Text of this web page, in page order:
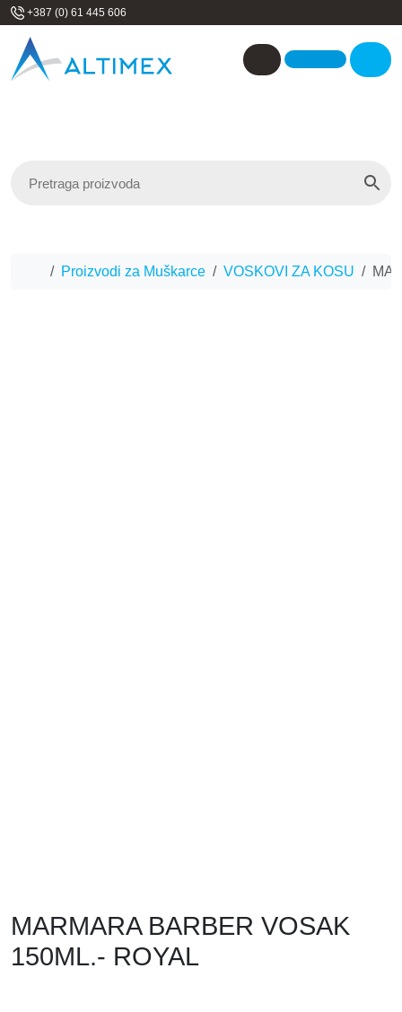
Skip to content
+387 (0) 61 445 606
Account
Home
Proizvodi za Muškarce VOSKOVI ZA KOSU
MARMARA BARBER VOSAK
150ML.- ROYAL